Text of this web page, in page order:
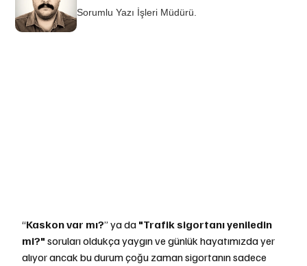
“Kaskon var mı?” ya da "Trafik sigortanı yeniledin
mi?" soruları oldukça yaygın ve günlük hayatımızda yer
alıyor ancak bu durum çoğu zaman sigortanın sadece